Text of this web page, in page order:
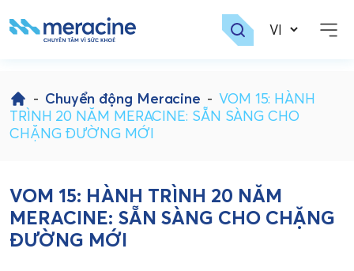
to
content
- Chuyển động Meracine - VOM 15: HÀNH
TRÌNH 20 NĂM MERACINE: SẴN SÀNG CHO
CHẶNG ĐƯỜNG MỚI
VOM 15: HÀNH TRÌNH 20 NĂM
MERACINE: SẴN SÀNG CHO CHẶNG
ĐƯỜNG MỚI